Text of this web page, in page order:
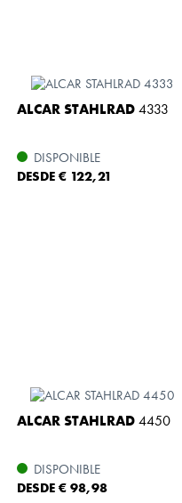
ALCAR STAHLRAD4333
DISPONIBLE
DESDE € 122,21
ALCAR STAHLRAD4450
DISPONIBLE
DESDE € 98,98